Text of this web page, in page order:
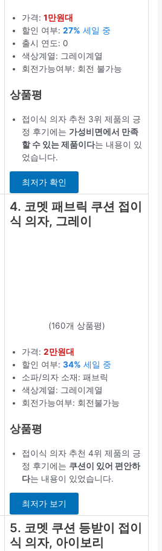
가격:1만원대
할인 여부:27% 세일 중
출시 연도: 0
색상계열: 그레이계열
회전가능여부: 회전 불가능
상품평
접이식 의자 추천 3위 제품의 긍
정 후기에는 가성비면에서 만족
할 수 있는 제품이다는 내용이 있
었습니다.
최저가 확인
4. 코멧 패브릭 쿠션 접이
식 의자, 그레이
(160개 상품평)
가격:2만원대
할인 여부:34% 세일 중
소파/의자 소재: 패브릭
색상계열: 그레이계열
회전가능여부: 회전불가능
상품평
접이식 의자 추천 4위 제품의 긍
정 후기에는 쿠션이 있어 편안하
다는 내용이 있었습니다.
최저가 보기
5. 코멧 쿠션 등받이 접이
식 의자, 아이보리